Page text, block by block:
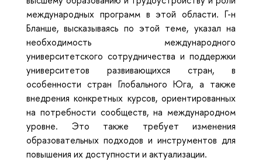
международных программ в этой области. Г-н
Бланше, высказываясь по этой теме, указал на
необходимость международного
университетского сотрудничества и поддержки
университетов развивающихся стран, в
особенности стран Глобального Юга, а также
внедрения конкретных курсов, ориентированных
на потребности сообществ, на международном
уровне. Это также требует изменения
образовательных подходов и инструментов для
повышения их доступности и актуализации.